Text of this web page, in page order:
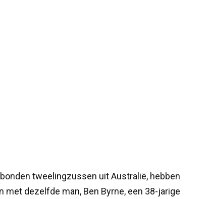
tweelingzussen uit Australië, hebben
dezelfde man, Ben Byrne, een 38-jarige